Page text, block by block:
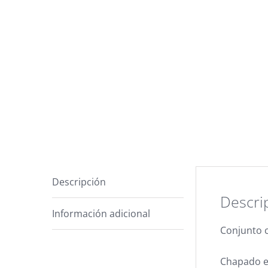
Descripción
Información adicional
Conjunto
Chapado